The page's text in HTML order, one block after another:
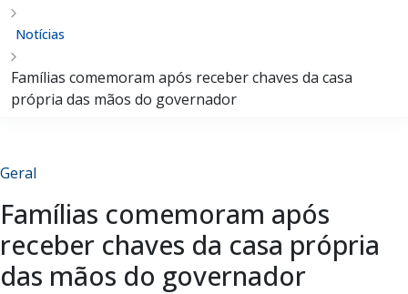
Notícias
Famílias comemoram após receber chaves da casa
própria das mãos do governador
Geral
Famílias comemoram após
receber chaves da casa própria
das mãos do governador